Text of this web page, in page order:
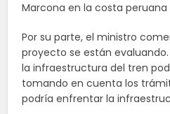
Marcona en la costa
Por su parte, el ministro
proyecto se están
la infraestructura del tren
tomando en cuenta los
podría enfrentar la